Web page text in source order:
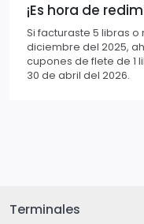
¡Es hora de
Si facturaste 5 libras o
diciembre del 2025,
cupones de flete de 1
30 de abril del 2026.
Terminales